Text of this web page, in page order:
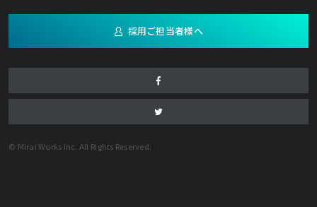
採用ご担当者様へ
© Mirai Works Inc. All Rights Reserved.